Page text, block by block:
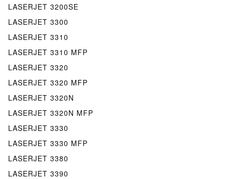
LASERJET 3200SE
LASERJET 3300
LASERJET 3310
LASERJET 3310 MFP
LASERJET 3320
LASERJET 3320 MFP
LASERJET 3320N
LASERJET 3320N MFP
LASERJET 3330
LASERJET 3330 MFP
LASERJET 3380
LASERJET 3390